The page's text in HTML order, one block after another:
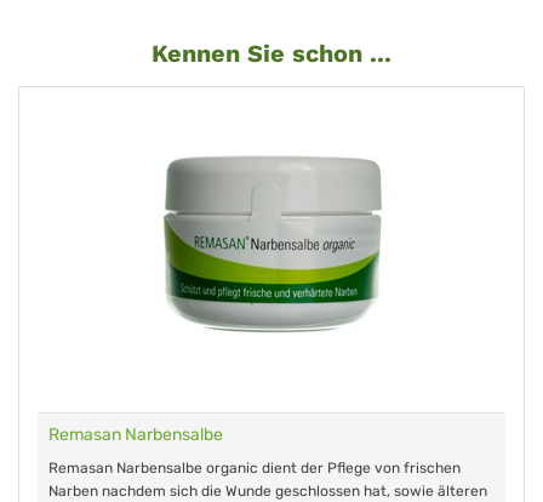
Kennen Sie schon ...
Remasan Narbensalbe
Remasan Narbensalbe organic dient der Pflege von frischen
Narben nachdem sich die Wunde geschlossen hat, sowie älteren